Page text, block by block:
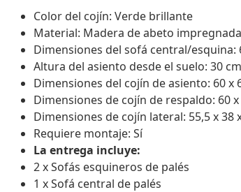
Color del cojín: Verde brillante
Material: Madera de abeto
Dimensiones del sofá central/esquina:
Altura del asiento desde el suelo: 30 cm
Dimensiones del cojín de asiento: 60
Dimensiones de cojín de respaldo: 60
Dimensiones de cojín lateral: 55,5 x
Requiere montaje: Sí
La entrega incluye:
2 x Sofás esquineros de palés
1 x Sofá central de palés